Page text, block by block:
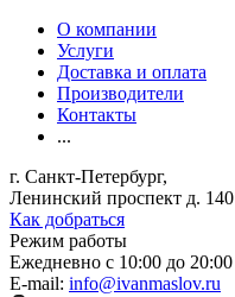
О компании
Услуги
Доставка и оплата
Производители
Контакты
...
г. Санкт-Петербург,
Ленинский проспект д. 140
Как добраться
Режим работы
Ежедневно с 10:00 до 20:00
E-mail: info@ivanmaslov.ru